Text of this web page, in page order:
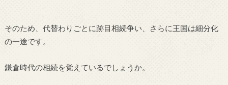
そのため、代替わりごとに跡目相続争い、さらに王国は細分化
の一途です。
鎌倉時代の相続を覚えているでしょうか。